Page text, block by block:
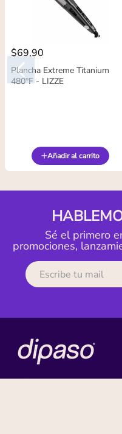
$69,90
Plancha Extreme Titanium
480°F - LIZZE
Añadir al carrito
Sé el primero
promociones,
MI CUENTA